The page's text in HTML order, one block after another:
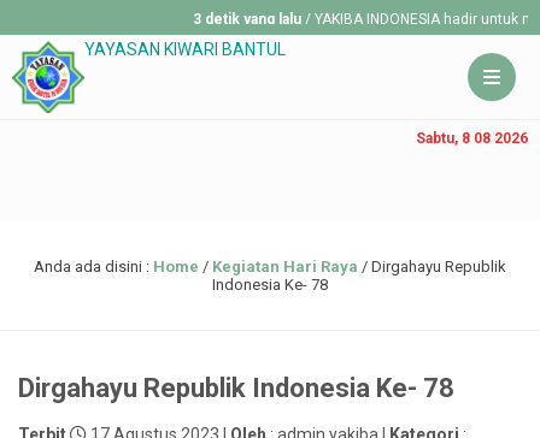
3 detik yang lalu/ YAKIBA INDONESIA hadir untuk
YAYASAN KIWARI BANTUL
Sabtu, 8 08 2026
Anda ada disini : Home / Kegiatan Hari Raya / Dirgahayu Republik
Indonesia Ke- 78
Dirgahayu Republik Indonesia Ke- 78